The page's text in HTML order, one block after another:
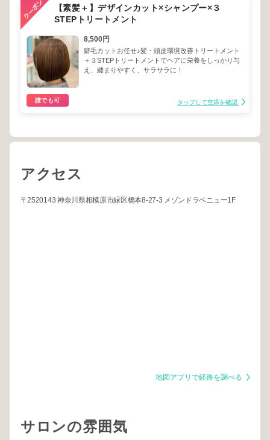
【素髪＋】デザインカット×シャンプー×３
STEPトリートメント
8,500円
癖毛カットお任せ♪髪・頭皮環境改善トリートメント
＋３STEPトリートメントでヘアに栄養をしっかり与
え、纏まりやすく、サラサラに！
誰でも可 タップして空席を確認
アクセス
〒2520143 神奈川県相模原市緑区橋本8-27-3 メゾンドラベニュー1F
地図アプリで経路を調べる
サロンの雰囲気